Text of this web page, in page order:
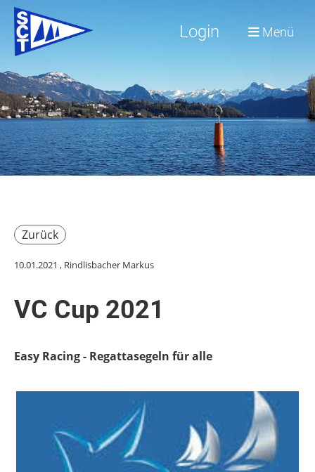
Login Menü
Zurück
10.01.2021 , Rindlisbacher Markus
VC Cup 2021
Easy Racing - Regattasegeln für alle